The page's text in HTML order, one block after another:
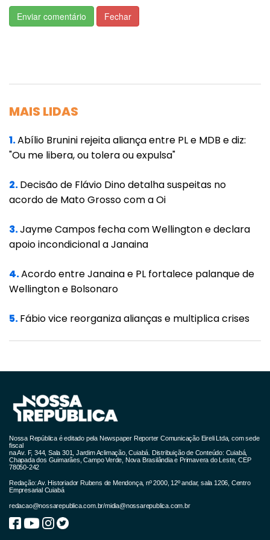
um parque, viveiro, espaço para shows e
vão querer vir para cá. Poderemos criar
grandes festivais aqui e todo artista vai
querer cantar na Amazônia e cantar no
muita fé no futuro dessa obra, e tenho muita
fé na inclusão das pessoas com essa obra”,
relatou.
De acordo com o governador Mauro Mendes,
a obra tem como objetivo principal oferecer
um grande espaço de lazer para a população
desenvolvendo a economia de toda a região.
e vou usar aqui palavras do cantor Gustavo
os quatro cantos desse mundo e nunca viu
nada parecido. E é importante que o Tribunal
de Contas venha aqui ver de perto as obras
para entender o que está acontecendo, ver a
grandiosidade e a dificuldade de fazer uma
obra dessa envergadura. O TCE tem papel
fundamental para que essa obra possa virar
realidade”, completou.
Enviar comentário Fechar
MAIS LIDAS
1.Abílio Brunini rejeita aliança entre PL e MDB e diz:
"Ou me libera, ou tolera ou expulsa"
2.Decisão de Flávio Dino detalha suspeitas no
acordo de Mato Grosso com a Oi
3.Jayme Campos fecha com Wellington e declara
apoio incondicional a Janaina
4.Acordo entre Janaina e PL fortalece palanque de
Wellington e Bolsonaro
5.Fábio vice reorganiza alianças e multiplica crises
Nossa República é editado pela Newspaper Reporter Comunicação Eireli Ltda, com sede
fiscal
na Av. F, 344, Sala 301, Jardim Aclimação, Cuiabá. Distribuição de Conteúdo: Cuiabá,
Chapada dos Guimarães, Campo Verde, Nova Brasilândia e Primavera do Leste, CEP
78050-242
Redação: Av. Historiador Rubens de Mendonça, nº 2000, 12º andar, sala 1206, Centro
Empresarial Cuiabá
redacao@nossarepublica.com.br/midia@nossarepublica.com.br